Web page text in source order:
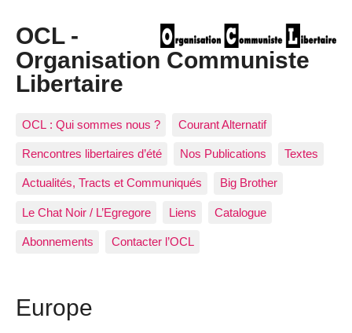
OCL -
Organisation Communiste
Libertaire
OCL : Qui sommes nous ? Courant Alternatif
Rencontres libertaires d’été Nos Publications Textes
Actualités, Tracts et Communiqués Big Brother
Le Chat Noir / L’Egregore Liens Catalogue
Abonnements Contacter l’OCL
Europe